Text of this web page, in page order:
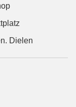
Dielen